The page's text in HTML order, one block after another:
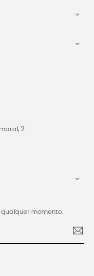


2

momento.